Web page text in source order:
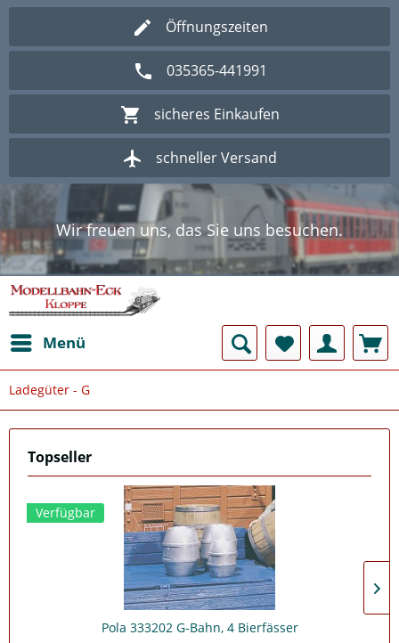
Öffnungszeiten
035365-441991
sicheres Einkaufen
schneller Versand
Wir freuen uns, das Sie uns besuchen.
Herzlich Willkommen im Onlineshop
Modellbahn - Eck Kloppe.
Wir freuen uns, das Sie uns besuchen.
Herzlich Willkommen im Onlineshop
Modellbahn - Eck Kloppe.
Menü
Ladegüter - G
Topseller
Verfügbar
Pola 333202 G-Bahn, 4 Bierfässer